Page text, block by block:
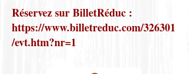
Réservez sur BilletRéduc :
https://www.billetreduc.com/326301
/evt.htm?nr=1